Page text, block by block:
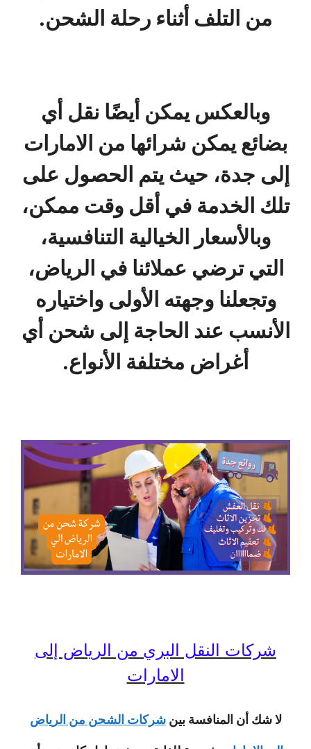
من التلف أثناء رحلة الشحن.
وبالعكس يمكن أيضًا نقل أي
بضائع يمكن شرائها من الامارات
إلى جدة، حيث يتم الحصول على
تلك الخدمة في أقل وقت ممكن،
وبالأسعار الخيالية التنافسية،
التي ترضي عملائنا في الرياض،
وتجعلنا وجهته الأولى واختياره
الأنسب عند الحاجة إلى شحن أي
أغراض مختلفة الأنواع.
شركات النقل البري من الرياض إلى
الامارات
لا شك أن المنافسة بينشركات الشحن من الرياض